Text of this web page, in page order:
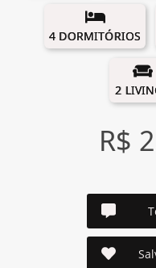
4 DORMITÓRIOS
2
R$